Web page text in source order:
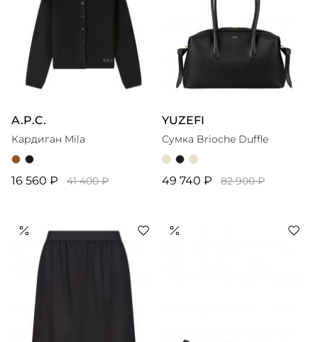
A.P.C.
Кардиган Mila
16 560 ₽ 41 400 ₽
YUZEFI
Сумка Brioche Duffle
49 740 ₽ 82 900 ₽